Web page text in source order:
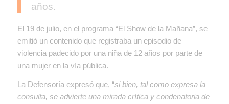
años.
El 19 de julio, en el programa “El Show de la Mañana”, se
emitió un contenido que registraba un episodio de
violencia padecido por una niña de 12 años por parte de
una mujer en la vía pública.
La Defensoría expresó que, “si bien, tal como expresa la
consulta, se advierte una mirada crítica y condenatoria de